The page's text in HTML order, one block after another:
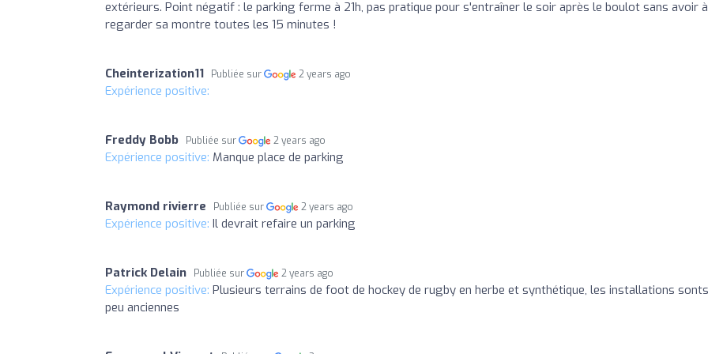
extérieurs. Point négatif : le parking ferme à 21h, pas pratique pour s'entraîner le soir après le boulot sans avoir à
regarder sa montre toutes les 15 minutes !
Cheinterization11 Publiée sur 2 years ago
Expérience positive:
Freddy Bobb Publiée sur 2 years ago
Expérience positive: Manque place de parking
Raymond rivierre Publiée sur 2 years ago
Expérience positive: Il devrait refaire un parking
Patrick Delain Publiée sur 2 years ago
Expérience positive: Plusieurs terrains de foot de hockey de rugby en herbe et synthétique, les installations
peu anciennes